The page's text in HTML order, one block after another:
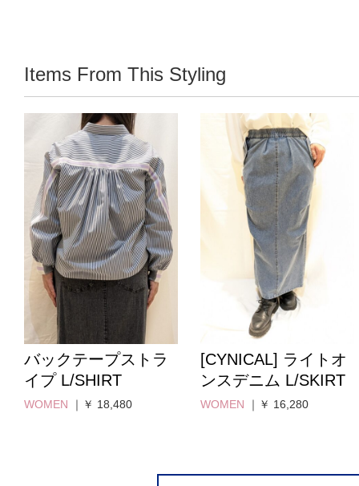
Items From This Styling
バックテープストラ
イプ L/SHIRT
WOMEN ｜￥ 18,480
[CYNICAL] ライトオ
ンスデニム L/SKIRT
WOMEN ｜￥ 16,280